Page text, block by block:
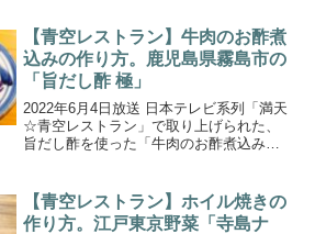
た！ゲストのゆきぽよさんと、荒波がた
つ岩場の海苔畑で収...
【青空レストラン】牛肉のお酢煮
込みの作り方。鹿児島県霧島市の
「旨だし酢 極」
2022年6月4日放送 日本テレビ系列「満天
☆青空レストラン」で取り上げられた、
旨だし酢を使った「牛肉のお酢煮込み」
す。福山町伝統の甕壺露天醸造法(かめつ
ぼろてんじょう...
【青空レストラン】ホイル焼きの
作り方。江戸東京野菜「寺島ナ